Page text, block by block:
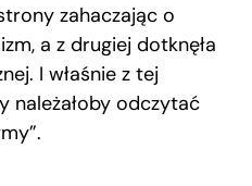
zahaczając o
a z drugiej dotknęła
I właśnie z tej
należałoby odczytać